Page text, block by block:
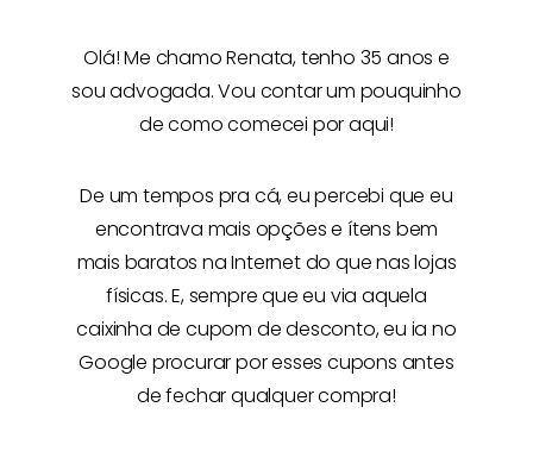
Olá! Me chamoRenata, tenho 35 anos e
sou advogada. Vou contar um pouquinho
de como comecei por aqui!
De um tempos pra cá, eu percebi que eu
encontrava mais opções e ítens bem
mais baratos na Internetdo que nas lojas
físicas. E, sempre que eu via aquela
caixinha de cupom de desconto, eu ia no
Google procurar por esses cupons antes
de fechar qualquer compra!